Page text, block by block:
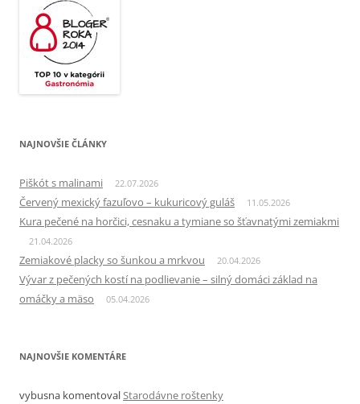
NAJNOVŠIE ČLÁNKY
Piškót s malinami 22.07.2026
Červený mexický fazuľovo – kukuricový guláš 11.05.2026
Kura pečené na horčici, cesnaku a tymiane so šťavnatými zemiakmi
21.04.2026
Zemiakové placky so šunkou a mrkvou 20.04.2026
Vývar z pečených kostí na podlievanie – silný domáci základ na
omáčky a mäso
05.04.2026
NAJNOVŠIE KOMENTÁRE
vybusna komentovalStarodávne roštenky